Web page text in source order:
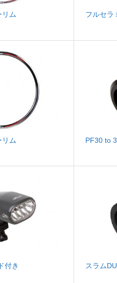
ム フルセラ
ム PF30 to
付き スラム